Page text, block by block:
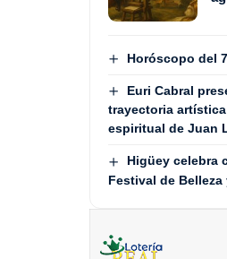
Horóscopo del
Euri Cabral
trayectoria
espiritual de Juan
Higüey celebra
Festival de